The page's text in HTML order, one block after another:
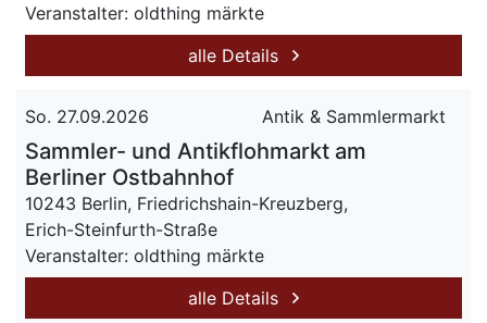
Veranstalter: oldthing märkte
alle Details
So. 27.09.2026 Antik & Sammlermarkt
Sammler- und Antikflohmarkt am
Berliner Ostbahnhof
10243 Berlin, Friedrichshain-Kreuzberg,
Erich-Steinfurth-Straße
Veranstalter: oldthing märkte
alle Details